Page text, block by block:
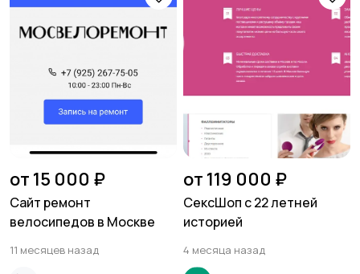
от 15 000 ₽
Сайт ремонт
велосипедов в Москве
11 месяцев назад
от 119 000 ₽
СексШоп с 22 летней
историей
4 месяца назад